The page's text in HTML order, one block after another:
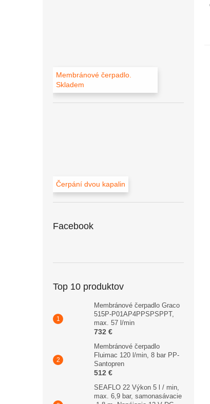
Membránové čerpadlo.
Skladem
Čerpání dvou kapalin
Facebook
Top 10 produktov
Membránové čerpadlo Graco
515P-P01AP4PPSPSPPT,
max. 57 l/min
732 €
Membránové čerpadlo
Fluimac 120 l/min, 8 bar PP-
Santopren
512 €
SEAFLO 22 Výkon 5 l / min,
max. 6,9 bar, samonasávacie